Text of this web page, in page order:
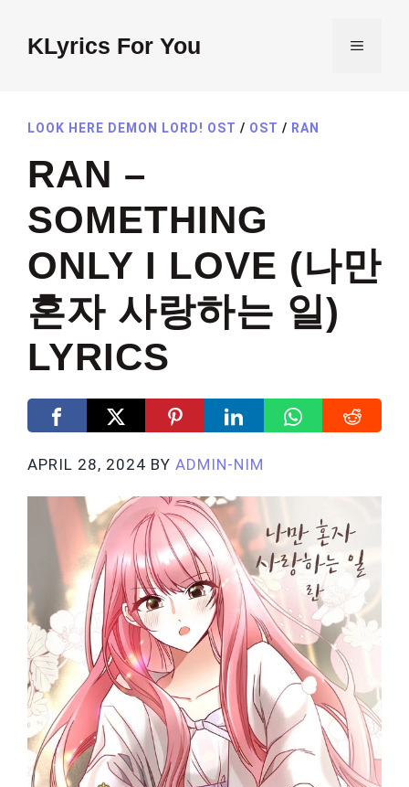
contentKLyrics For You MENU
LOOK HERE DEMON LORD! OST / OST / RAN
RAN –
SOMETHING
ONLY I LOVE (나만
혼자 사랑하는 일)
LYRICS
APRIL 28, 2024 BY ADMIN-NIM